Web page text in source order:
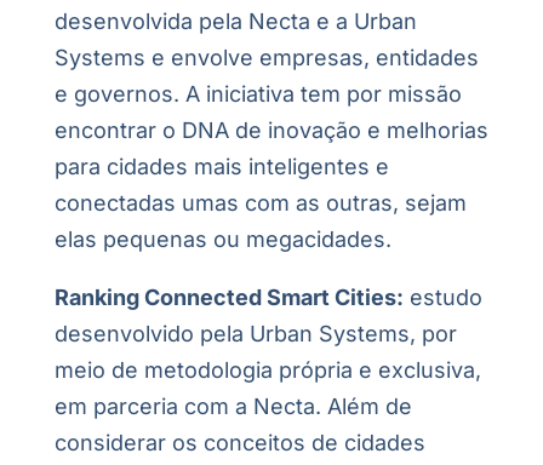
desenvolvida pela Necta e a Urban
Systems e envolve empresas, entidades
e governos. A iniciativa tem por missão
encontrar o DNA de inovação e melhorias
para cidades mais inteligentes e
conectadas umas com as outras, sejam
elas pequenas ou megacidades.
Ranking Connected Smart Cities: estudo
desenvolvido pela Urban Systems, por
meio de metodologia própria e exclusiva,
em parceria com a Necta. Além de
considerar os conceitos de cidades